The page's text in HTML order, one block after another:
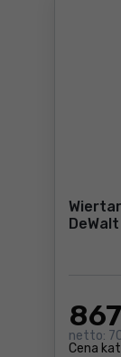
Cena
867
netto: